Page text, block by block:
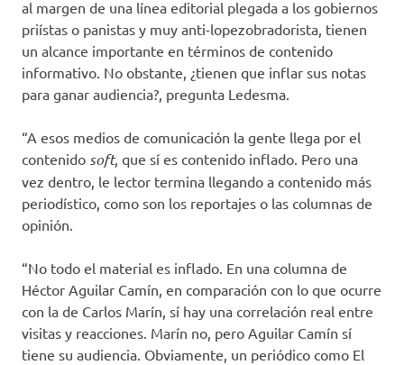
al margen de una línea editorial plegada a los gobiernos
priístas o panistas y muy anti-lopezobradorista, tienen
un alcance importante en términos de contenido
informativo. No obstante, ¿tienen que inflar sus notas
para ganar audiencia?, pregunta Ledesma.
“A esos medios de comunicación la gente llega por el
contenido soft, que sí es contenido inflado. Pero una
vez dentro, le lector termina llegando a contenido más
periodístico, como son los reportajes o las columnas de
opinión.
“No todo el material es inflado. En una columna de
Héctor Aguilar Camín, en comparación con lo que ocurre
con la de Carlos Marín, sí hay una correlación real entre
visitas y reacciones. Marín no, pero Aguilar Camín sí
tiene su audiencia. Obviamente, un periódico como El